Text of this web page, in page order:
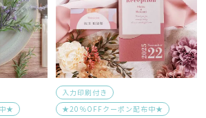
★
入力印刷付き
★20％OFFクーポン配布中★